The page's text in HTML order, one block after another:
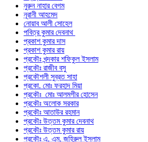
নুরুন নাহার বেগম
নূরানী আহমেদ
নোয়াব আলী সোহেল
পবিত্র কুমার দেবনাথ
প্রকাশ কুমার দাস
প্রকাশ কুমার রায়
প্রকৌঃ খন্দকার শফিকুল ইসলাম
প্রকৌঃ রাজীব বসু
প্রকৌশলী সুব্রত সাহা
প্রকো. মোঃ ফরহাদ মিয়া
প্রকৌঃ মোঃ আলমগীর হোসেন
প্রকৌঃ অলোক সরকার
প্রকৌঃ আতাউর রহমান
প্রকৌঃ উত্তম কুমার দেবনাথ
প্রকৌঃ উত্তম কুমার রায়
প্রকৌঃ এ. এম. জহিরুল ইসলাম